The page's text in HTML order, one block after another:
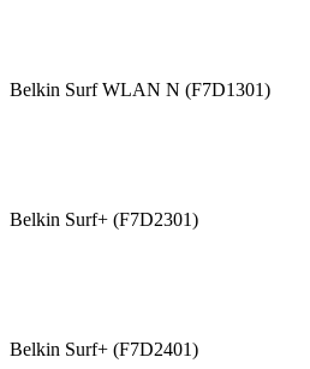
Belkin Surf WLAN N (F7D1301)
Belkin Surf+ (F7D2301)
Belkin Surf+ (F7D2401)